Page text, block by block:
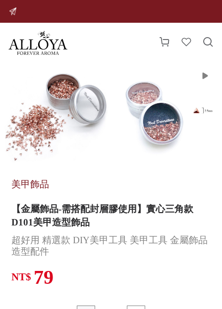
  

美甲飾品
【金屬飾品-需搭配封層膠使用】實心三角款
D101美甲造型飾品
超好用 精選款 DIY美甲工具 美甲工具 金屬飾品
造型配件
NT$ 79